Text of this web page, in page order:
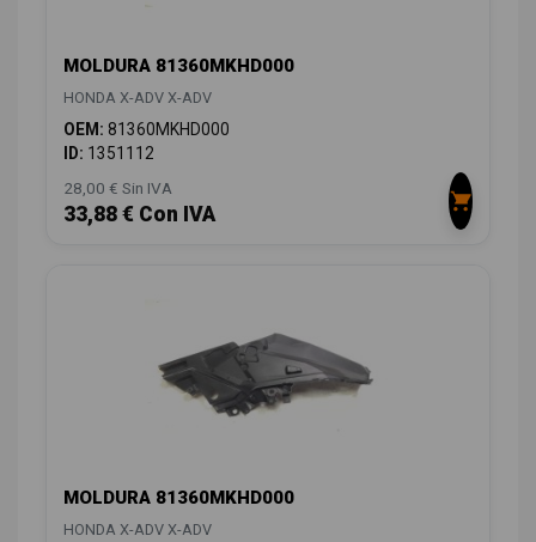
MOLDURA 81360MKHD000
HONDA X-ADV X-ADV
OEM: 81360MKHD000
ID: 1351112
28,00 € Sin IVA
33,88 € Con IVA
MOLDURA 81360MKHD000
HONDA X-ADV X-ADV